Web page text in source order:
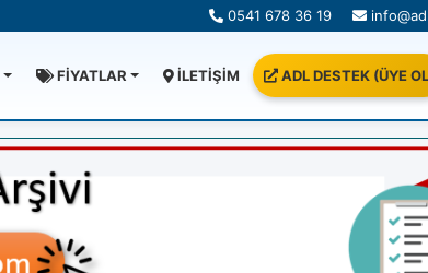
0541 678 36 19
FİYATLAR İLETİŞİM ADL DESTEK (ÜYE